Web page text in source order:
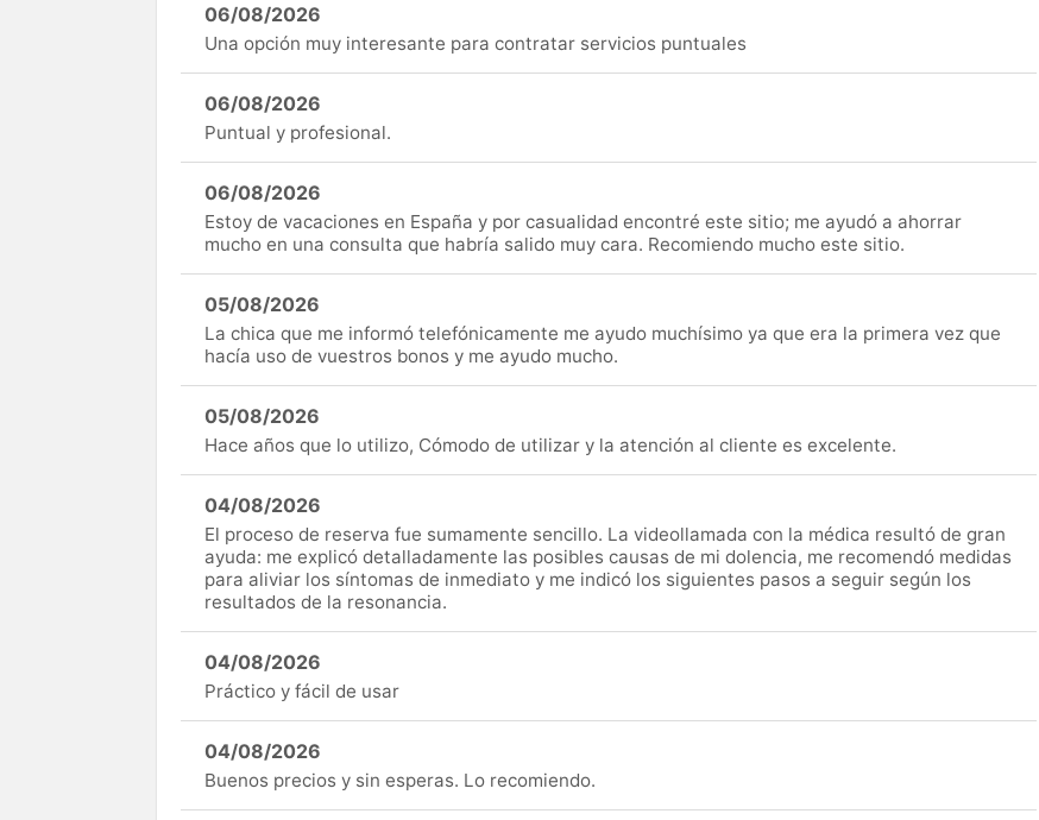
06/08/2026
Una opción muy interesante para contratar servicios puntuales
06/08/2026
Puntual y profesional.
06/08/2026
Estoy de vacaciones en España y por casualidad encontré este sitio; me ayudó a ahorrar
mucho en una consulta que habría salido muy cara. Recomiendo mucho este sitio.
05/08/2026
La chica que me informó telefónicamente me ayudo muchísimo ya que era la primera vez que
hacía uso de vuestros bonos y me ayudo mucho.
05/08/2026
Hace años que lo utilizo, Cómodo de utilizar y la atención al cliente es excelente.
04/08/2026
El proceso de reserva fue sumamente sencillo. La videollamada con la médica resultó de gran
ayuda: me explicó detalladamente las posibles causas de mi dolencia, me recomendó medidas
para aliviar los síntomas de inmediato y me indicó los siguientes pasos a seguir según los
resultados de la resonancia.
04/08/2026
Práctico y fácil de usar
04/08/2026
Buenos precios y sin esperas. Lo recomiendo.